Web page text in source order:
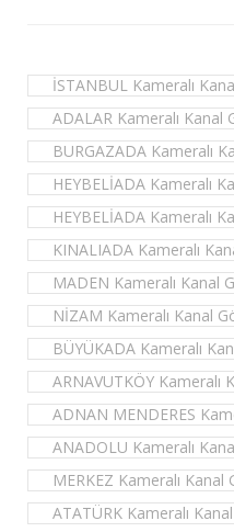
İSTANBUL Kameralı
ADALAR Kameralı Kanal
BURGAZADA Kameralı
HEYBELİADA Kameralı
HEYBELİADA Kameralı
KINALIADA Kameralı
MADEN Kameralı Kanal
NİZAM Kameralı Kanal
BÜYÜKADA Kameralı
ARNAVUTKÖY Kameralı
ADNAN MENDERES
ANADOLU Kameralı
MERKEZ Kameralı
ATATÜRK Kameralı